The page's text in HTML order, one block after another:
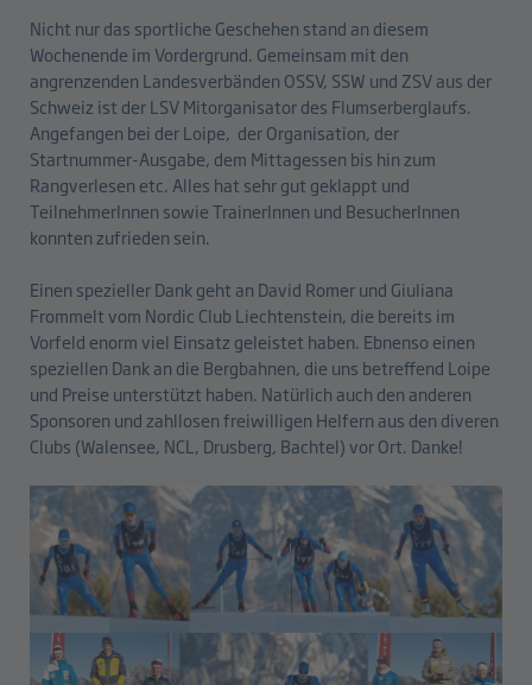
Nicht nur das sportliche Geschehen stand an diesem
Wochenende im Vordergrund. Gemeinsam mit den
angrenzenden Landesverbänden OSSV, SSW und ZSV aus der
Schweiz ist der LSV Mitorganisator des Flumserberglaufs.
Angefangen bei der Loipe, der Organisation, der
Startnummer-Ausgabe, dem Mittagessen bis hin zum
Rangverlesen etc. Alles hat sehr gut geklappt und
TeilnehmerInnen sowie TrainerInnen und BesucherInnen
konnten zufrieden sein.
Einen spezieller Dank geht an David Romer und Giuliana
Frommelt vom Nordic Club Liechtenstein, die bereits im
Vorfeld enorm viel Einsatz geleistet haben. Ebnenso einen
speziellen Dank an die Bergbahnen, die uns betreffend Loipe
und Preise unterstützt haben. Natürlich auch den anderen
Sponsoren und zahllosen freiwilligen Helfern aus den diveren
Clubs (Walensee, NCL, Drusberg, Bachtel) vor Ort. Danke!